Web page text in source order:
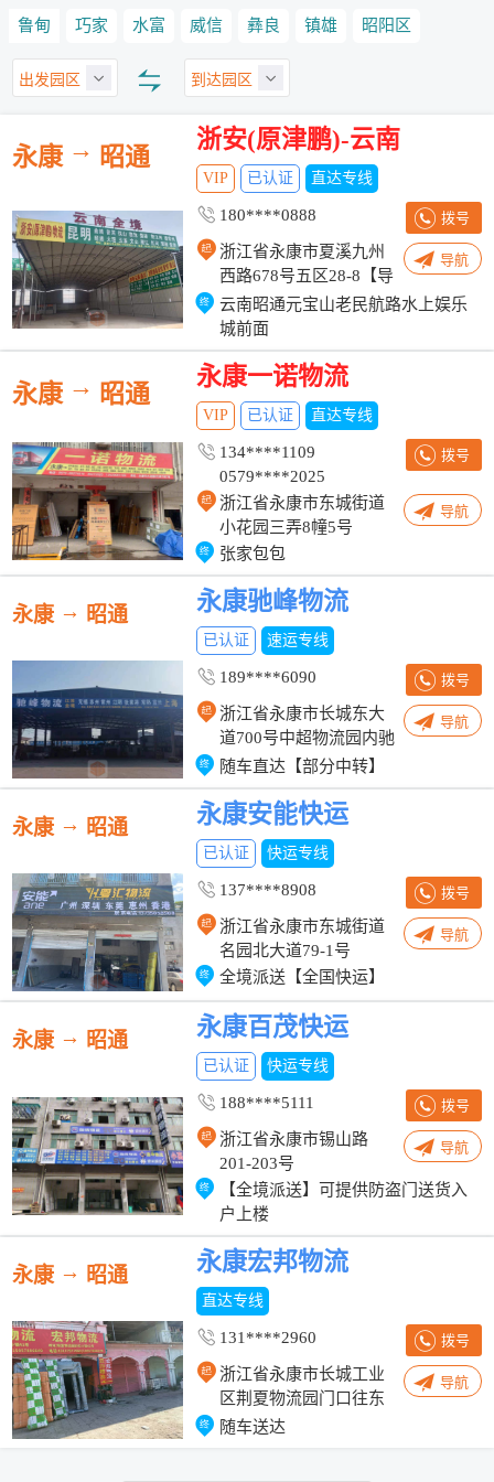
鲁甸 巧家 水富 威信 彝良 镇雄 昭阳区
出发园区 到达园区
永康 → 昭通
浙安(原津鹏)-云南
VIP 已认证 直达专线
180****0888 拨号
浙江省永康市夏溪九州
西路678号五区28-8【导
航浙安物流】
导航
云南昭通元宝山老民航路水上娱乐
城前面
永康 → 昭通
永康一诺物流
VIP 已认证 直达专线
134****1109
0579****2025
拨号
浙江省永康市东城街道
小花园三弄8幢5号
导航
张家包包
永康 → 昭通 永康驰峰物流
已认证 速运专线
189****6090 拨号
浙江省永康市长城东大
道700号中超物流园内驰
峰物流
导航
随车直达【部分中转】
永康 → 昭通 永康安能快运
已认证 快运专线
137****8908 拨号
浙江省永康市东城街道
名园北大道79-1号
导航
全境派送【全国快运】
永康 → 昭通 永康百茂快运
已认证 快运专线
188****5111 拨号
浙江省永康市锡山路
201-203号
导航
【全境派送】可提供防盗门送货入
户上楼
永康 → 昭通 永康宏邦物流
直达专线
131****2960 拨号
浙江省永康市长城工业
区荆夏物流园门口往东
300米
导航
随车送达